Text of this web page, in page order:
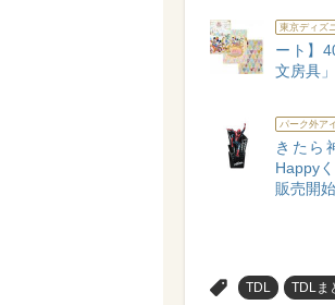
東京ディズ
ート】
文房具
パーク外ア
きたら
Happy
販売開始
TDL TDLま